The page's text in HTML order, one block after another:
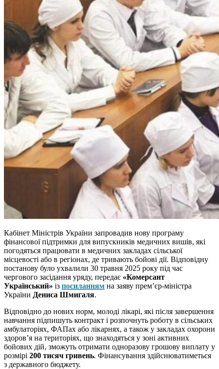
Кабінет Міністрів України запровадив нову програму
фінансової підтримки для випускників медичних вишів, які
погодяться працювати в медичних закладах сільської
місцевості або в регіонах, де тривають бойові дії. Відповідну
постанову було ухвалили 30 травня 2025 року під час
чергового засідання уряду, передає «Комерсант
Український» із посиланням на заяву прем’єр-міністра
України Дениса Шмигаля.
Відповідно до нових норм, молоді лікарі, які після завершення
навчання підпишуть контракт і розпочнуть роботу в сільських
амбулаторіях, ФАПах або лікарнях, а також у закладах охорони
здоров’я на територіях, що знаходяться у зоні активних
бойових дій, зможуть отримати одноразову грошову виплату у
розмірі 200 тисяч гривень. Фінансування здійснюватиметься
з державного бюджету.